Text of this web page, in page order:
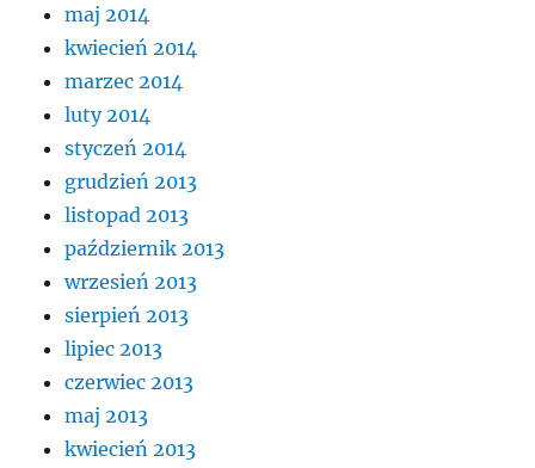
maj 2014
kwiecień 2014
marzec 2014
luty 2014
styczeń 2014
grudzień 2013
listopad 2013
październik 2013
wrzesień 2013
sierpień 2013
lipiec 2013
czerwiec 2013
maj 2013
kwiecień 2013